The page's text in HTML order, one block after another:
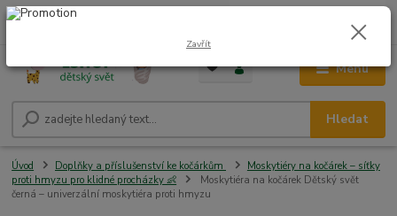
Menu
Hledat
+420 604 278 943 0,00 Kč
Úvod Doplňky a příslušenství ke kočárkům
Moskytiéry na kočárek – síťky
proti hmyzu pro klidné procházky 👶
Moskytiéra na kočárek Dětský svět
černá – univerzální moskytiéra proti hmyzu
Zavřít